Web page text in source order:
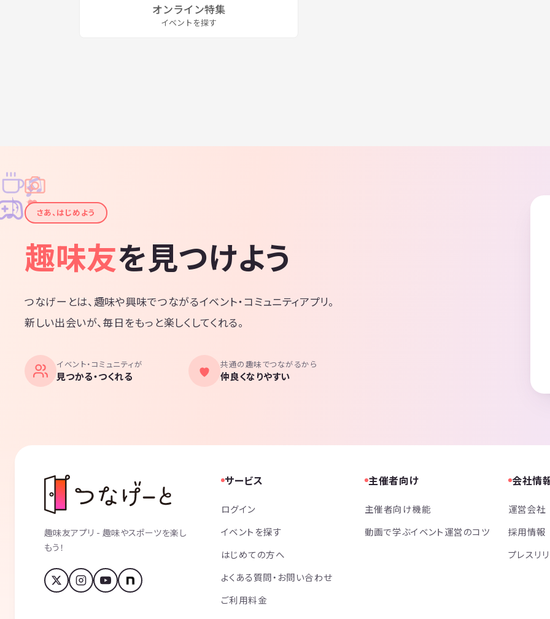
オンライン特集
イベントを探す
✦
✦
✧
✧
♪
♫
さあ、はじめよう
趣味友を見つけよう
つなげーとは、趣味や興味でつながるイベント・コミュニティアプリ。
新しい出会いが、毎日をもっと楽しくしてくれる。
イベント・コミュニティが
見つかる・つくれる
共通の趣味でつながるから
仲良くなりやすい
趣味友アプリ - 趣味やスポーツを楽し
もう！
サービス
ログイン
イベントを探す
はじめての方へ
よくある質問・お問い合わせ
ご利用料金
主催者向け
主催者向け機能
動画で学ぶイベント運営のコツ
会社情
運営会社
採用情報
プレスリ